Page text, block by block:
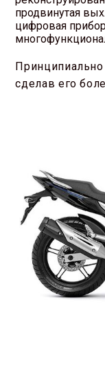
продвинутая
цифровая
сделав его